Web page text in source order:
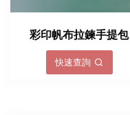
彩印帆布拉鍊手提包
快速查詢